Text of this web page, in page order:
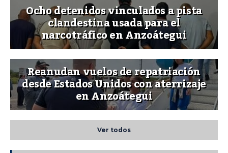
Ocho detenidos vinculados a pista
clandestina usada para el
narcotráfico en Anzoátegui
Reanudan vuelos de repatriación
desde Estados Unidos con aterrizaje
en Anzoátegui
Ver todos